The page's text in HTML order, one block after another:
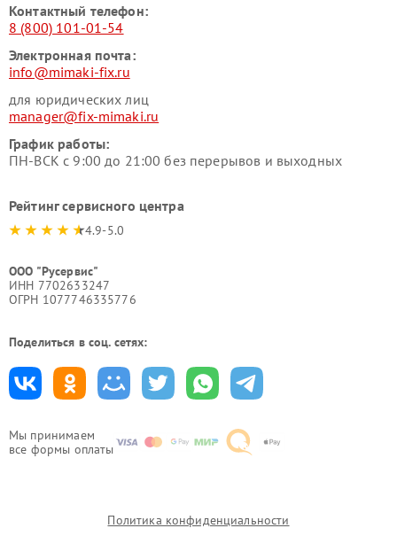
Мы принимаем
все формы оплаты
Контактный телефон:
8 (800) 101-01-54
Электронная почта:
info@mimaki-fix.ru
для юридических лиц
manager@fix-mimaki.ru
График работы:
ПН-ВСК с 9:00 до 21:00 без перерывов и выходных
Рейтинг сервисного центра
4.9-5.0
ООО "Русервис"
ИНН 7702633247
ОГРН 1077746335776
Поделиться в соц. сетях:
Политика конфиденциальности